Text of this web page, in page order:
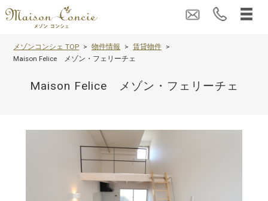
メゾンコンシェ TOP 物件情報
賃貸物件
Maison Felice メゾン・フェリーチェ
Maison Felice メゾン・フェリーチェ